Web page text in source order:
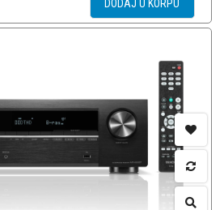
DODAJ U KORPU